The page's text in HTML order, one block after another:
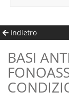
Indietro
BASI ANTISCIVOLO E